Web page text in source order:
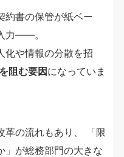
約書の保管が紙ベー
力――。
化や情報の分散を招
阻む要因になっていま
革の流れもあり、 「限
」が総務部門の大きな